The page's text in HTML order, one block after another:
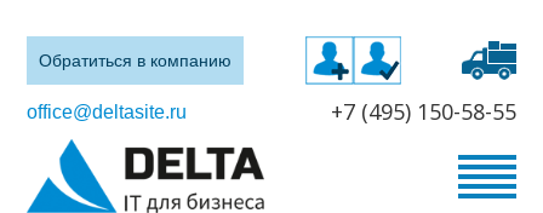
Обратиться в компанию
office@deltasite.ru +7 (495) 150-58-55